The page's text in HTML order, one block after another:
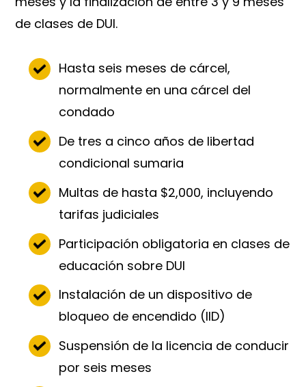
de clases de DUI.
Hasta seis meses de cárcel,
normalmente en una cárcel del
condado
De tres a cinco años de libertad
condicional sumaria
Multas de hasta $2,000, incluyendo
tarifas judiciales
Participación obligatoria en clases de
educación sobre DUI
Instalación de un dispositivo de
bloqueo de encendido (IID)
Suspensión de la licencia de conducir
por seis meses